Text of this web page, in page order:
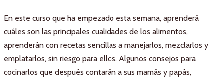
En este curso que ha empezado esta semana, aprenderá
cuáles son las principales cualidades de los alimentos,
aprenderán con recetas sencillas a manejarlos, mezclarlos y
emplatarlos, sin riesgo para ellos. Algunos consejos para
cocinarlos que después contarán a sus mamás y papás,